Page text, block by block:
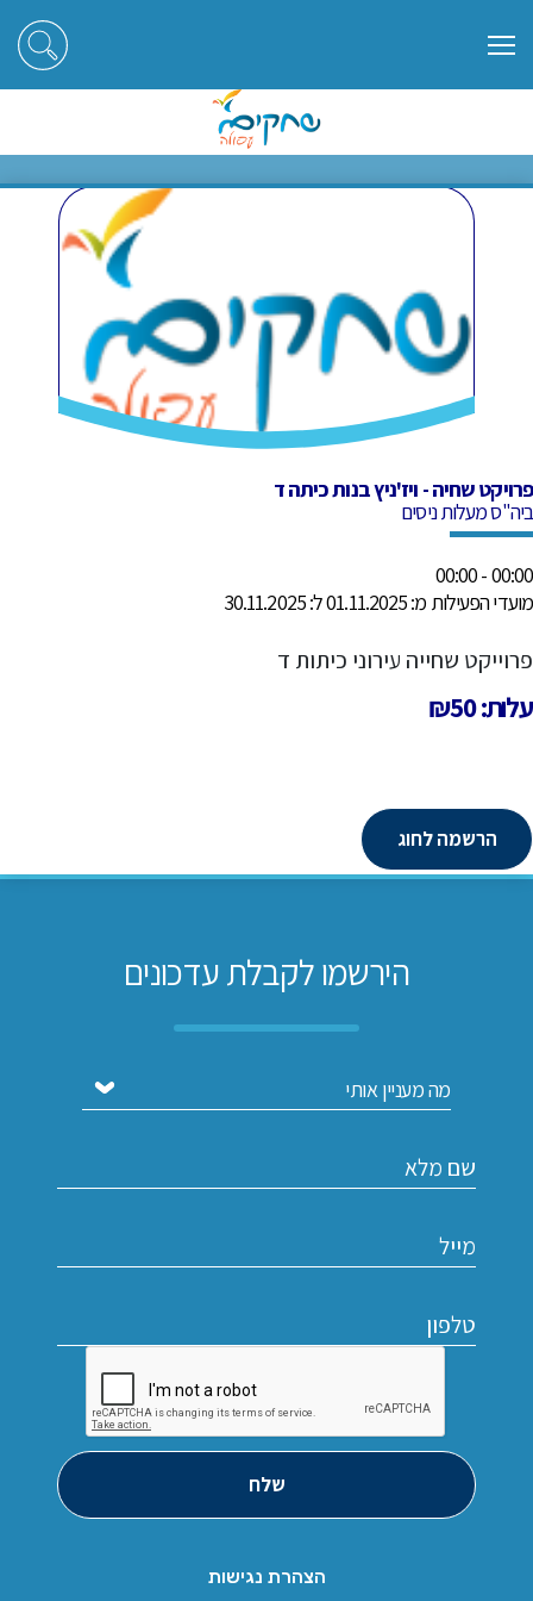
פרויקט שחיה - ויז'ניץ בנות כיתה ד
פרויקט שחיה - ויז'ניץ בנות כיתה ד
ביה"ס מעלות ניסים
00:00 - 00:00
מועדי הפעילות מ: 01.11.2025 ל: 30.11.2025
פרוייקט שחייה עירוני כיתות ד
עלות: ₪50
הרשמה לחוג
הירשמו לקבלת עדכונים
שלח
הצהרת נגישות